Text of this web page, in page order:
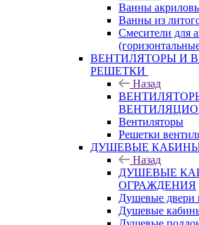
Ванны
Ванны из
Смесители для
ВЕНТИЛЯТОРЫ И
РЕШЕТКИ
Назад
Вентиляторы
Решетки
ДУШЕВЫЕ
Назад
ДУШЕВЫЕ
ОГРАЖДЕНИЯ
Душевые двери
Душевые